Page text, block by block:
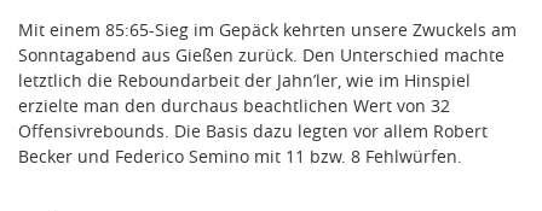
Mit einem 85:65-Sieg im Gepäck kehrten unsere Zwuckels am
Sonntagabend aus Gießen zurück. Den Unterschied machte
letztlich die Reboundarbeit der Jahn’ler, wie im Hinspiel
erzielte man den durchaus beachtlichen Wert von 32
Offensivrebounds. Die Basis dazu legten vor allem Robert
Becker und Federico Semino mit 11 bzw. 8 Fehlwürfen.